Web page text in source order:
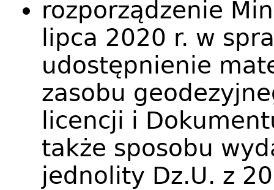
rozporządzenie
lipca 2020 r. w
udostępnienie
zasobu
licencji i
także sposobu
jednolity Dz.U. z